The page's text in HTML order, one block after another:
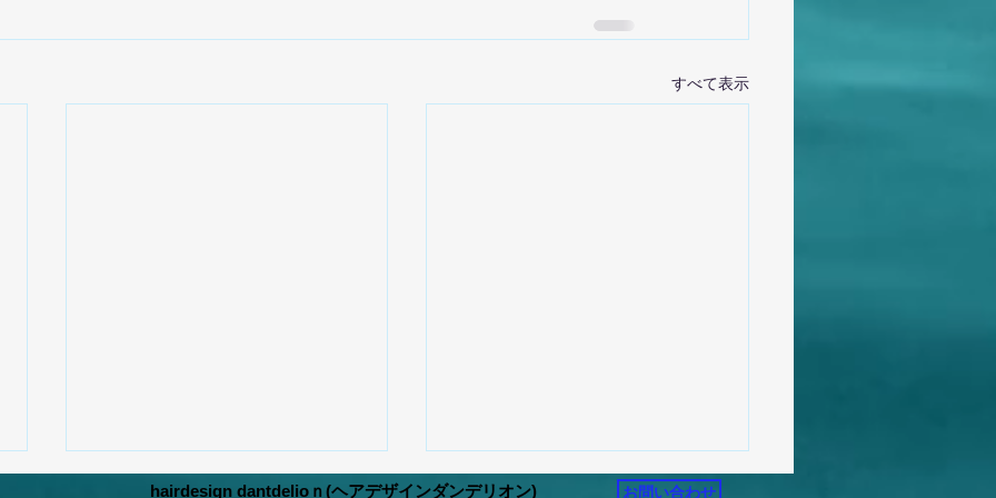
すべて表示
hairdesign dantdelioｎ(ヘアデザインダンデリオン) お問い合わせ